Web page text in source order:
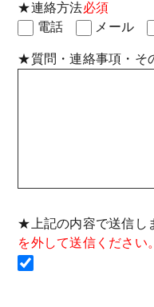
★連絡方法必須
電話
メール
★質問・連絡事項・そ
★上記の内容で送信し
を外して送信ください。